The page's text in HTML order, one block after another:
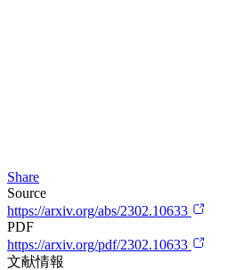
Share
Source
https://arxiv.org/abs/2302.10633
PDF
https://arxiv.org/pdf/2302.10633
文献情報